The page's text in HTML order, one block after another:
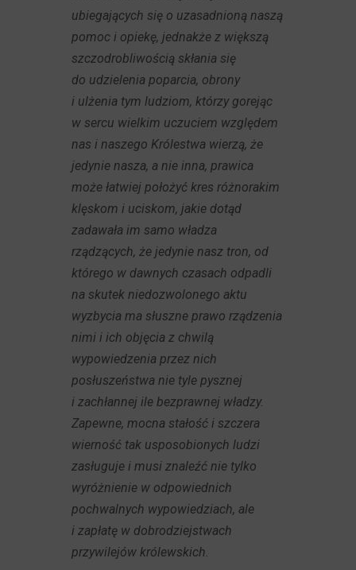
ubiegających się o uzasadnioną naszą
pomoc i opiekę, jednakże z większą
szczodrobliwością skłania się
do udzielenia poparcia, obrony
i ulżenia tym ludziom, którzy gorejąc
w sercu wielkim uczuciem względem
nas i naszego Królestwa wierzą, że
jedynie nasza, a nie inna, prawica
może łatwiej położyć kres różnorakim
klęskom i uciskom, jakie dotąd
zadawała im samo władza
rządzących, że jedynie nasz tron, od
którego w dawnych czasach odpadli
na skutek niedozwolonego aktu
wyzbycia ma słuszne prawo rządzenia
nimi i ich objęcia z chwilą
wypowiedzenia przez nich
posłuszeństwa nie tyle pysznej
i zachłannej ile bezprawnej władzy.
Zapewne, mocna stałość i szczera
wierność tak usposobionych ludzi
zasługuje i musi znaleźć nie tylko
wyróżnienie w odpowiednich
pochwalnych wypowiedziach, ale
i zapłatę w dobrodziejstwach
przywilejów królewskich.